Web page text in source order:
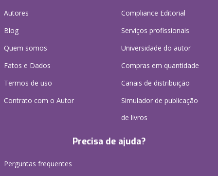
Autores
Blog
Quem somos
Fatos e Dados
Termos de uso
Contrato com o Autor
Compliance Editorial
Serviços profissionais
Universidade do autor
Compras em quantidade
Canais de distribuição
Simulador de publicação
de livros
Precisa de ajuda?
Perguntas frequentes